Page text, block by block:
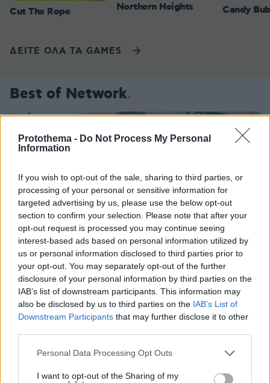
Protothema - Do Not Process My Personal
Information
If you wish to opt-out of the sale, sharing to third parties, or
processing of your personal or sensitive information for
targeted advertising by us, please use the below opt-out
section to confirm your selection. Please note that after your
opt-out request is processed you may continue seeing
interest-based ads based on personal information utilized by
us or personal information disclosed to third parties prior to
your opt-out. You may separately opt-out of the further
disclosure of your personal information by third parties on the
IAB’s list of downstream participants. This information may
also be disclosed by us to third parties on the IAB’s List of
Downstream Participants that may further disclose it to other
Please note that this website/app uses one or more Google
not limited to your visit or usage behaviour. You may click to
Personal Data Processing Opt Outs
I want to opt-out of the Sharing of my
Cut The Rope Northern Heights Candy
ΔΕΙΤΕ ΟΛΑ ΤΑ GAMES
Best of Network
07.08.2026, 18:31